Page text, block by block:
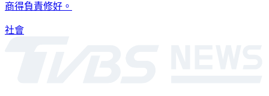
商得負責修好。
社會